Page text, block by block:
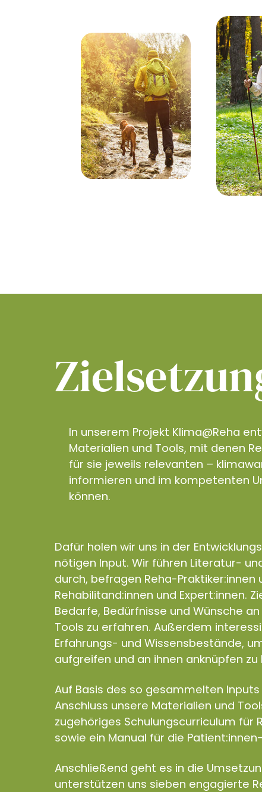
In unserem Projekt Klima@Reha
Materialien und Tools, mit denen
für sie jeweils relevanten –
informieren und im kompetenten
können.
Dafür holen wir uns in der
nötigen Input. Wir führen Literatur-
durch, befragen Reha-
Rehabilitand:innen und Expert:innen.
Bedarfe, Bedürfnisse und Wünsche
Tools zu erfahren. Außerdem
Erfahrungs- und Wissensbestände,
aufgreifen und an ihnen anknüpfen zu
Auf Basis des so gesammelten
Anschluss unsere Materialien und
zugehöriges Schulungscurriculum für
sowie ein Manual für die
Anschließend geht es in die
unterstützen uns sieben engagierte